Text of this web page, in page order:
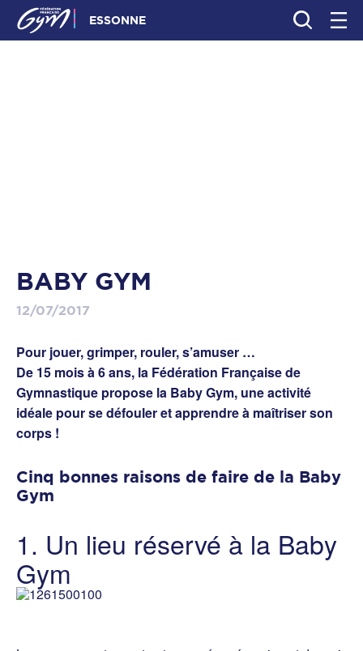
ESSONNE
BABY GYM
12/07/2017
Pour jouer, grimper, rouler, s’amuser …
De 15 mois à 6 ans, la Fédération Française de
Gymnastique propose la Baby Gym, une activité
idéale pour se défouler et apprendre à maîtriser son
corps !
Cinq bonnes raisons de faire de la Baby
Gym
1. Un lieu réservé à la Baby
Gym